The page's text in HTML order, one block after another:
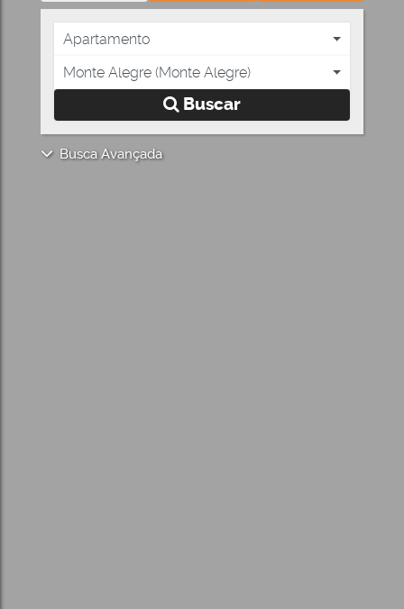
Apartamento
Monte Alegre (Monte Alegre)
Buscar
Busca Avançada